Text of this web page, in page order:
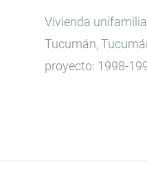
Vivienda
Tucumán,
proyecto: 1998-